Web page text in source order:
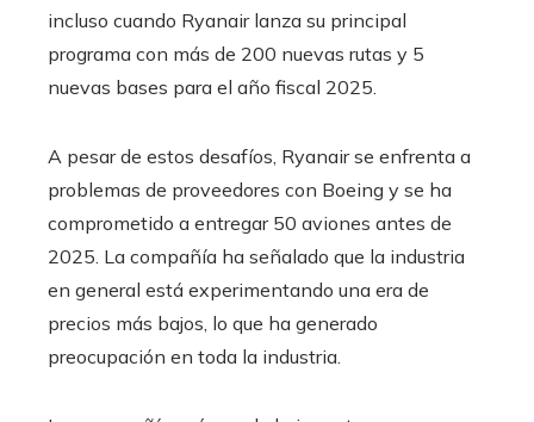
incluso cuando Ryanair lanza su principal
programa con más de 200 nuevas rutas y 5
nuevas bases para el año fiscal 2025.
A pesar de estos desafíos, Ryanair se enfrenta a
problemas de proveedores con Boeing y se ha
comprometido a entregar 50 aviones antes de
2025. La compañía ha señalado que la industria
en general está experimentando una era de
precios más bajos, lo que ha generado
preocupación en toda la industria.